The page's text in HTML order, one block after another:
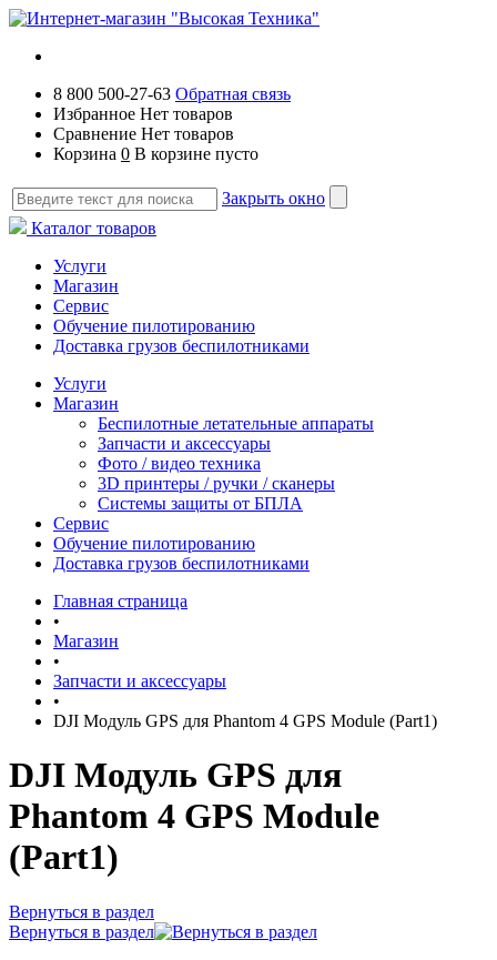
8 800 500-27-63 Обратная связь
Избранное Нет товаров
Сравнение Нет товаров
Корзина 0 В корзине пусто
Закрыть окно
Каталог товаров
Услуги
Магазин
Сервис
Обучение пилотированию
Доставка грузов беспилотниками
Услуги
Магазин
Беспилотные летательные аппараты
Запчасти и аксессуары
Фото / видео техника
3D принтеры / ручки / сканеры
Системы защиты от БПЛА
Сервис
Обучение пилотированию
Доставка грузов беспилотниками
Главная страница
•
Магазин
•
Запчасти и аксессуары
•
DJI Модуль GPS для Phantom 4 GPS Module (Part1)
DJI Модуль GPS для
Phantom 4 GPS Module
(Part1)
Вернуться в раздел
Вернуться в раздел